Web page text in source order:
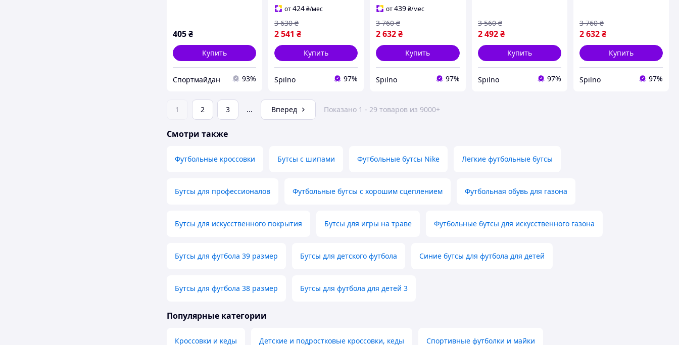
405₴
Купить
Спортмайдан 93%
от424₴/мес
2 541 ₴
3 630 ₴
Купить
Spilno 97%
от439₴/мес
2 632₴
3 760 ₴
Купить
Spilno 97%
2 492 ₴
3 560 ₴
Купить
Spilno 97%
2 632₴
3 760 ₴
Купить
Spilno 97%
1 2 3 ... Вперед Показано 1 - 29 товаров из 9000+
Смотри также
Футбольные кроссовки Бутсы с шипами Футбольные бутсы Nike Легкие футбольные бутсы
Бутсы для профессионалов Футбольные бутсы с хорошим сцеплением Футбольная обувь для газона
Бутсы для искусственного покрытия Бутсы для игры на траве Футбольные бутсы для искусственного газона
Бутсы для футбола 39 размер Бутсы для детского футбола Синие бутсы для футбола для детей
Бутсы для футбола 38 размер Бутсы для футбола для детей 3
Популярные категории
Кроссовки и кеды Детские и подростковые кроссовки, кеды Спортивные футболки и майки